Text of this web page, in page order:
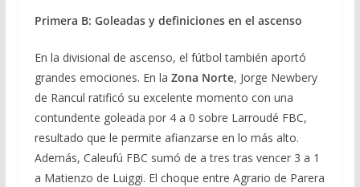
Primera B: Goleadas y definiciones en el ascenso
En la divisional de ascenso, el fútbol también aportó
grandes emociones. En la Zona Norte, Jorge Newbery
de Rancul ratificó su excelente momento con una
contundente goleada por 4 a 0 sobre Larroudé FBC,
resultado que le permite afianzarse en lo más alto.
Además, Caleufú FBC sumó de a tres tras vencer 3 a 1
a Matienzo de Luiggi. El choque entre Agrario de Parera